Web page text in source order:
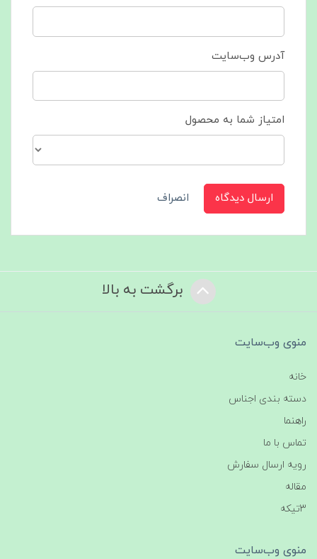
آدرس وب‌سایت
امتیاز شما به محصول
ارسال دیدگاه انصراف
برگشت به بالا
منوی وب‌سایت
خانه
دسته بندی اجناس
راهنما
تماس با ما
رویه ارسال سفارش
مقاله
3تیکه
منوی وب‌سایت